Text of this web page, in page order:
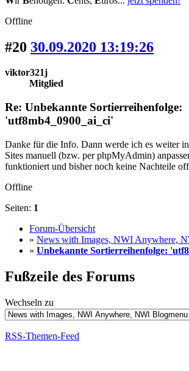
Offline
#20 30.09.2020 13:19:26
viktor321j
Mitglied
Re: Unbekannte Sortierreihenfolge:
'utf8mb4_0900_ai_ci'
Danke für die Info. Dann werde ich es weiter
Sites manuell (bzw. per phpMyAdmin)
funktioniert und bisher noch keine Nachteile
Offline
Seiten: 1
Forum-Übersicht
» News with Images, NWI Anywhere,
» Unbekannte Sortierreihenfolge:
Fußzeile des Forums
Wechseln zu
RSS-Themen-Feed